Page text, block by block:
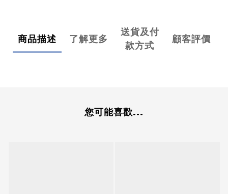
商品描述 了解更多
送貨及付
款方式
顧客評價
您可能喜歡...